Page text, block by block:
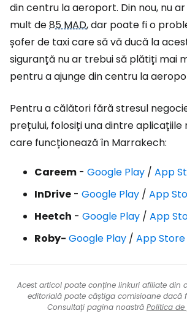
din centru la aeroport. Din nou, nu
mult de85 MAD, dar poate fi o
șofer de taxi care să vă ducă la
siguranță nu ar trebui să plătiți mai
pentru a ajunge din centru la
Pentru a călători fără stresul
prețului, folosiți una dintre aplicațiile
care funcționează în Marrakech:
Careem - Google Play / App
InDrive - Google Play / App
Heetch - Google Play / App
Roby- Google Play / App Store
Acest articol poate conține linkuri afiliate din
editorială poate câștiga comisioane dacă
Consultați pagina noastră Politica